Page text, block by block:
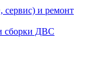
сервис) и ремонт
сборки ДВС